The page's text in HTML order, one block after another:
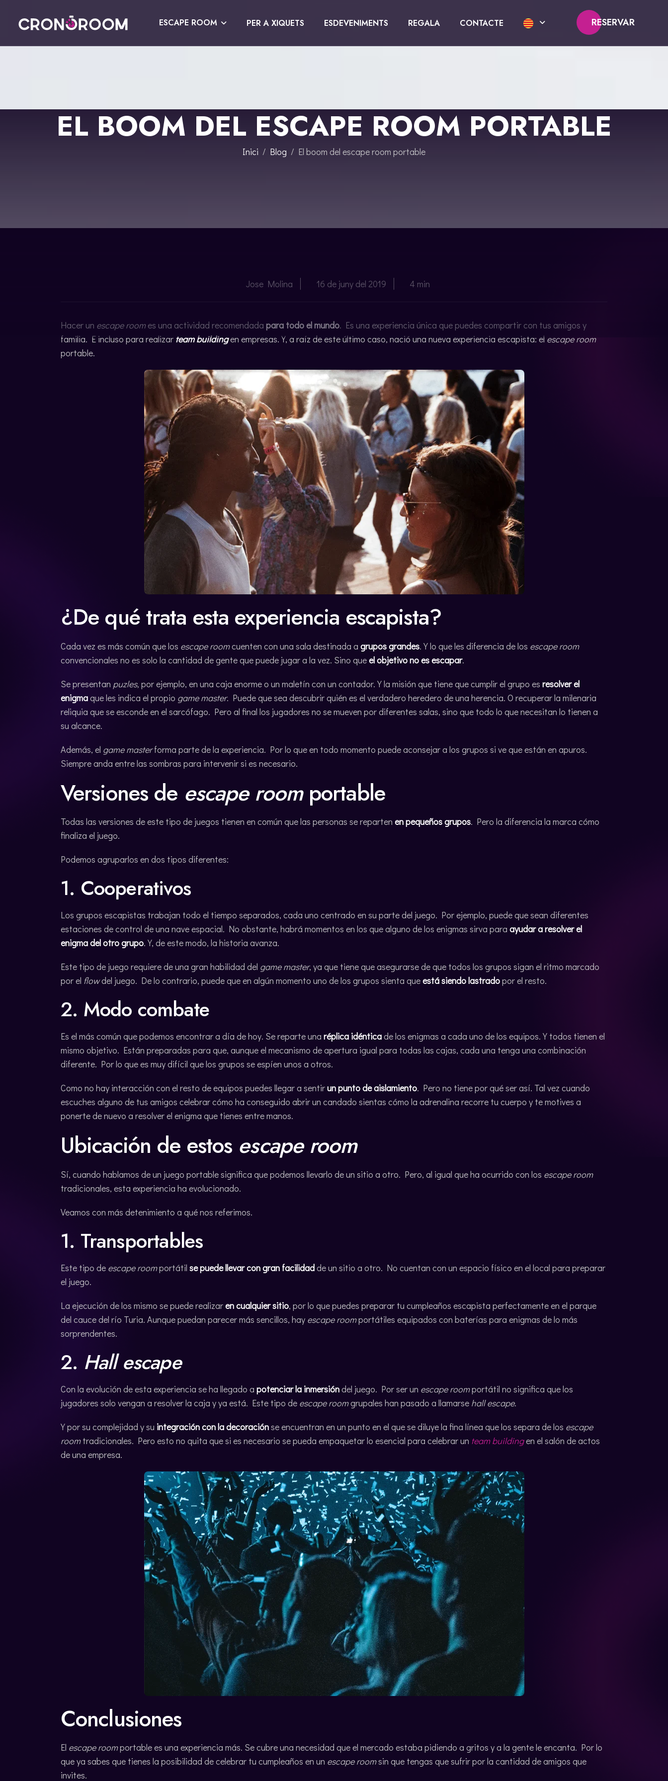
ESCAPE ROOM PER A XIQUETS ESDEVENIMENTS REGALA CONTACTE RESERVAR
CLASSE DE POCIONS
LABORATORI JURÀSSIC
ESDEVENIMENTSEL BOOM DEL ESCAPE ROOM PORTABLE
Inici Blog El boom del escape room portable
Jose Molina 16 de juny del 2019 4 min
Hacer un escape roomes una actividad recomendada para todo el mundo. Es una experiencia única que puedes compartir con tus amigos y
familia. E incluso para realizar team buildingen empresas. Y, a raíz de este último caso, nació una nueva experiencia escapista: el escape room
portable.
¿De qué trata esta experiencia escapista?
Cada vez es más común que los escape roomcuenten con una sala destinada a grupos grandes. Y lo que les diferencia de los escape room
convencionales no es solo la cantidad de gente que puede jugar a la vez. Sino queel objetivo no es escapar.
Se presentan puzles, por ejemplo, en una caja enorme o un maletín con un contador. Y la misión que tiene que cumplir el grupo es resolver el
enigmaque les indica el propio game master. Puede que sea descubrir quién es el verdadero heredero de una herencia. O recuperar la milenaria
reliquia que se esconde en el sarcófago. Pero al final los jugadores no se mueven por diferentes salas, sino que todo lo que necesitan lo tienen a
su alcance.
Además, el game masterforma parte de la experiencia. Por lo que en todo momento puede aconsejar a los grupos si ve que están en apuros.
Siempre anda entre las sombras para intervenir si es necesario.
Versiones de escape roomportable
Todas las versiones de este tipo de juegos tienen en común que las personas se reparten en pequeños grupos. Pero la diferencia la marca cómo
finaliza el juego.
Podemos agruparlos en dos tipos diferentes:
1. Cooperativos
Los grupos escapistas trabajan todo el tiempo separados, cada uno centrado en su parte del juego. Por ejemplo, puede que sean diferentes
estaciones de control de una nave espacial. No obstante, habrá momentos en los que alguno de los enigmas sirva para ayudar a resolver el
enigma del otro grupo. Y, de este modo, la historia avanza.
Este tipo de juego requiere de una gran habilidad del game master, ya que tiene que asegurarse de que todos los grupos sigan el ritmo marcado
por el flowdel juego. De lo contrario, puede que en algún momento uno de los grupos sienta queestá siendo lastradopor el resto.
2. Modo combate
Es el más común que podemos encontrar a día de hoy. Se reparte una réplica idénticade los enigmas a cada uno de los equipos. Y todos tienen el
mismo objetivo. Están preparadas para que, aunque el mecanismo de apertura igual para todas las cajas, cada una tenga una combinación
diferente. Por lo que es muy difícil que los grupos se espíen unos a otros.
Como no hay interacción con el resto de equipos puedes llegar a sentirun punto de aislamiento. Pero no tiene por qué ser así. Tal vez cuando
escuches alguno de tus amigos celebrar cómo ha conseguido abrir un candado sientas cómo la adrenalina recorre tu cuerpo y te motives a
ponerte de nuevo a resolver el enigma que tienes entre manos.
Ubicación de estos escape room
Sí, cuando hablamos de un juego portable significa que podemos llevarlo de un sitio a otro. Pero, al igual que ha ocurrido con los escape room
tradicionales, esta experiencia ha evolucionado.
Veamos con más detenimiento a qué nos referimos.
1. Transportables
Este tipo de escape roomportátil se puede llevar con gran facilidadde un sitio a otro. No cuentan con un espacio físico en el local para preparar
el juego.
La ejecución de los mismo se puede realizaren cualquier sitio, por lo que puedes preparar tu cumpleaños escapista perfectamente en el parque
del cauce del río Turia. Aunque puedan parecer más sencillos, hay escape roomportátiles equipados con baterías para enigmas de lo más
sorprendentes.
2. Hall escape
Con la evolución de esta experiencia se ha llegado a potenciar la inmersióndel juego. Por ser un escape roomportátil no significa que los
jugadores solo vengan a resolver la caja y ya está. Este tipo de escape roomgrupales han pasado a llamarse hall escape.
Y por su complejidad y su integración con la decoraciónse encuentran en un punto en el que se diluye la fina línea que los separa de los escape
roomtradicionales. Pero esto no quita que si es necesario se pueda empaquetar lo esencial para celebrar un team buildingen el salón de actos
de una empresa.
Conclusiones
El escape roomportable es una experiencia más. Se cubre una necesidad que el mercado estaba pidiendo a gritos y a la gente le encanta. Por lo
que ya sabes que tienes la posibilidad de celebrar tu cumpleaños en un escape roomsin que tengas que sufrir por la cantidad de amigos que
invites.